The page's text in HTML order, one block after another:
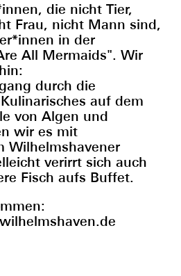
die nicht Tier,
Frau, nicht Mann sind,
in der
All Mermaids". Wir
durch die
auf dem
von Algen und
wir es mit
Wilhelmshavener
verirrt sich auch
Fisch aufs Buffet.